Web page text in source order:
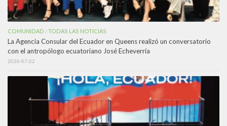
COMUNIDAD /TODAS LAS NOTICIAS
La Agencia Consular del Ecuador en Queens realizó un conversatorio
con el antropólogo ecuatoriano José Echeverría
2026-07-22